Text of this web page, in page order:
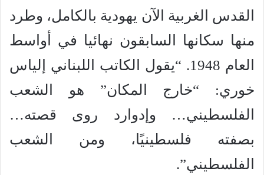
القدس الغربية الآن يهودية بالكامل، وطرد
منها سكانها السابقون نهائيا في أواسط
العام 1948. “يقول الكاتب اللبناني إلياس
خوري: “خارج المكان” هو الشعب
الفلسطيني… وإدوارد روى قصته…
بصفته فلسطينيًا، ومن الشعب
الفلسطيني”.